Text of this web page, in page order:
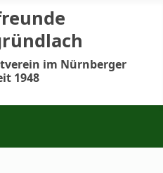
im Nürnberger
1948